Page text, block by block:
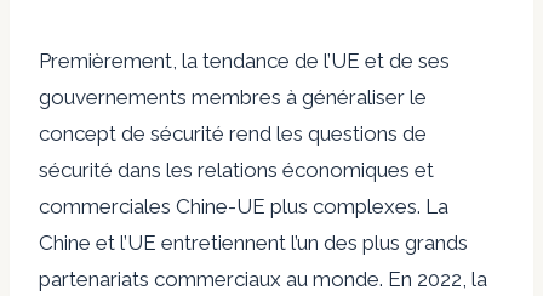
Premièrement, la tendance de l’UE et de ses
gouvernements membres à généraliser le
concept de sécurité rend les questions de
sécurité dans les relations économiques et
commerciales Chine-UE plus complexes. La
Chine et l’UE entretiennent l’un des plus grands
partenariats commerciaux au monde. En 2022, la